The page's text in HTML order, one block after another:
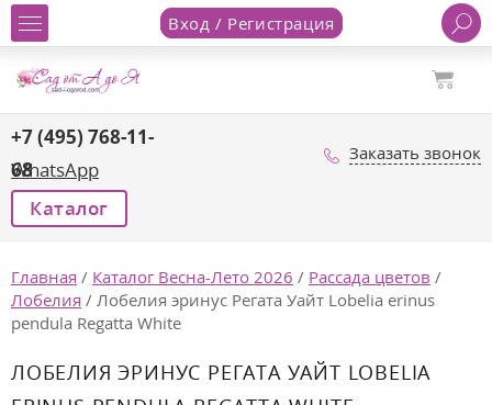
Вход / Регистрация
+7 (495) 768-11-
68
WhatsApp
Заказать звонок
Каталог
Главная / Каталог Весна-Лето 2026 / Рассада цветов /
Лобелия / Лобелия эринус Регата Уайт Lobelia erinus
pendula Regatta White
ЛОБЕЛИЯ ЭРИНУС РЕГАТА УАЙТ LOBELIA